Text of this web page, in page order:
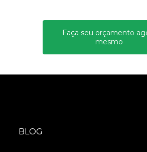
Faça seu orçamento
mesmo
BLOG